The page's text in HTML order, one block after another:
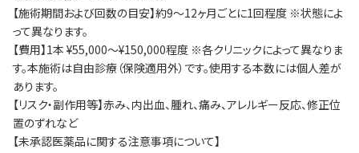
【施術期間および回数の目安】約9～12ヶ月ごとに1回程度 ※状態によ
って異なります。
【費用】1本 ¥55,000～¥150,000程度 ※各クリニックによって異なりま
す。本施術は自由診療（保険適用外）です。使用する本数には個人差が
あります。
【リスク・副作用等】赤み、内出血、腫れ、痛み、アレルギー反応、修正位
置のずれなど
【未承認医薬品に関する注意事項について】